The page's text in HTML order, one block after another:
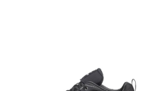
ジュニア／キッズ